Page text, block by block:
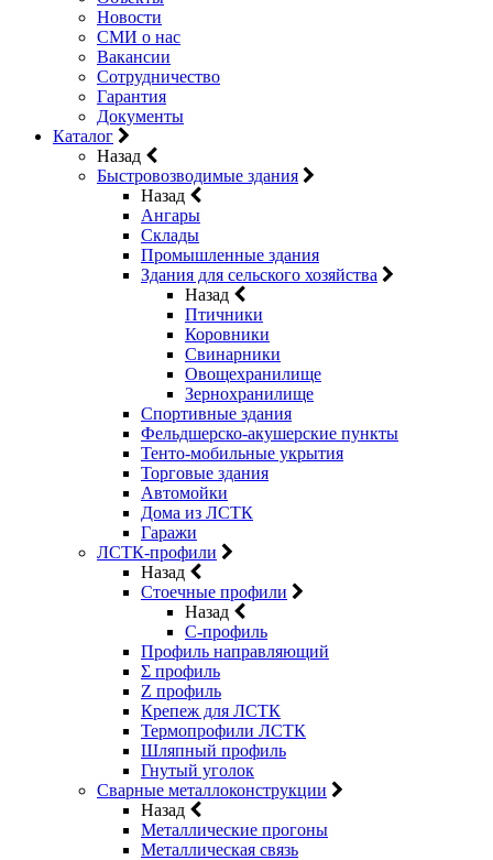
Новости
СМИ о нас
Вакансии
Сотрудничество
Гарантия
Документы
Каталог
Назад
Быстровозводимые здания
Назад
Ангары
Склады
Промышленные здания
Здания для сельского хозяйства
Назад
Птичники
Коровники
Свинарники
Овощехранилище
Зернохранилище
Спортивные здания
Фельдшерско-акушерские пункты
Тенто-мобильные укрытия
Торговые здания
Автомойки
Дома из ЛСТК
Гаражи
ЛСТК-профили
Назад
Стоечные профили
Назад
C-профиль
Профиль направляющий
Σ профиль
Z профиль
Крепеж для ЛСТК
Термопрофили ЛСТК
Шляпный профиль
Гнутый уголок
Сварные металлоконструкции
Назад
Металлические прогоны
Металлическая связь